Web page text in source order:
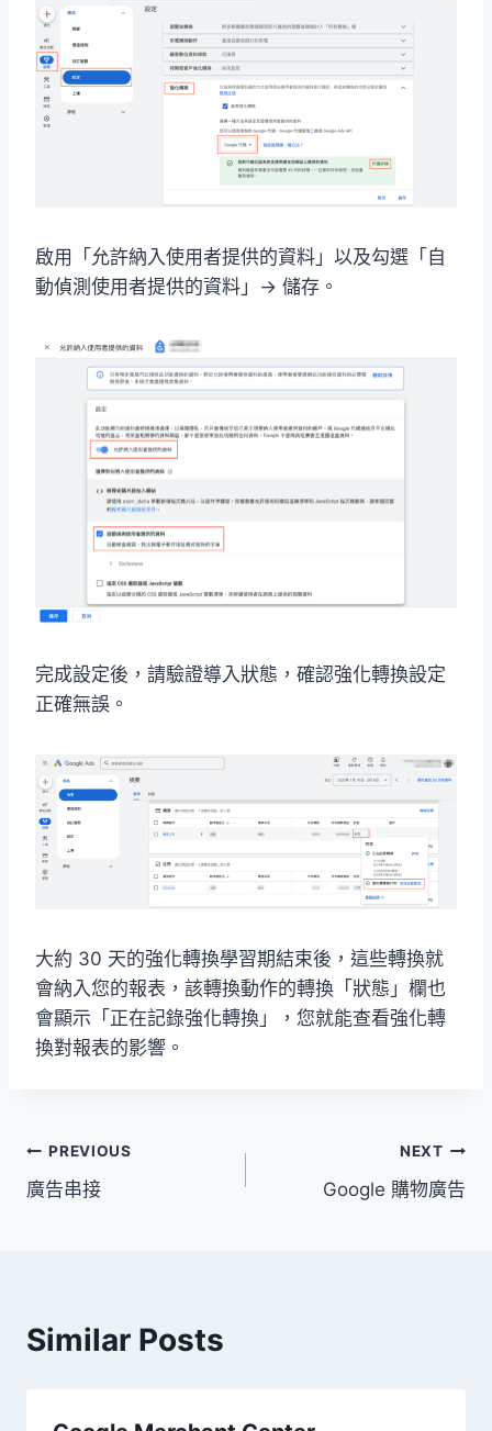
啟用「允許納入使用者提供的資料」以及勾選「自
動偵測使用者提供的資料」→ 儲存。
完成設定後，請驗證導入狀態，確認強化轉換設定
正確無誤。
大約 30 天的強化轉換學習期結束後，這些轉換就
會納入您的報表，該轉換動作的轉換「狀態」欄也
會顯示「正在記錄強化轉換」，您就能查看強化轉
換對報表的影響。
文
章
PREVIOUS
廣告串接
NEXT
Google 購物廣告
Similar Posts